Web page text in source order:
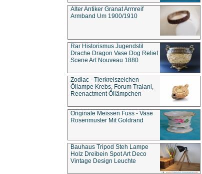
Alter Antiker Granat Armreif
Armband Um 1900/1910
Rar Historismus Jugendstil
Drache Dragon Vase Dog Relief
Scene Art Nouveau 1880
Zodiac - Tierkreiszeichen
Öllampe Krebs, Forum Traiani,
Reenactment Öllämpchen
Originale Meissen Fuss - Vase
Rosenmuster Mit Goldrand
Bauhaus Tripod Steh Lampe
Holz Dreibein Spot Art Deco
Vintage Design Leuchte